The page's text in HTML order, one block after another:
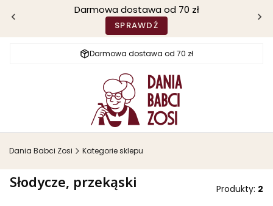
Darmowa dostawa od 70 zł
SPRAWDŹ
Darmowa dostawa od 70 zł
Dania Babci Zosi Kategorie sklepu
Słodycze, przekąski Produkty: 2